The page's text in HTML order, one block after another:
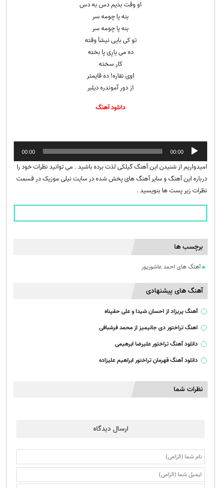
او وقت بدیم دس به دس
بنه پا چومه سر
بنه پا چومه سر
تو کی بایی نیشأ وقته
ده می یارِی پا بخته
کار سخته
اوی نقاره! ده قایمتر
از دور آموندره دیلبر
دانلود آهنگ
پخش‌کننده
صوت
00:00
00:00
امیدواریم از شنیدن این آهنگ گیلکی لذت برده باشید . می توانید نظرات خود را
درباره این آهنگ و سایر آهنگ های پخش شده در سایت نیلی موزیک در قسمت
نظرات زیر پست ها بنویسید .
برچسب ها
آهنگ های احمد عاشورپور
آهنگ های پیشنهادی
آهنگ پریزاد از احسان شیدا و علی حقپناه
اهنگ تراختور دی جانیمیز از محمد فرشبافی
دانلود آهنگ تراختور علیرضا ابرهیمی
دانلود آهنگ قهرمان تراختور ابراهیم علیزاده
نظرات شما
ارسال دیدگاه